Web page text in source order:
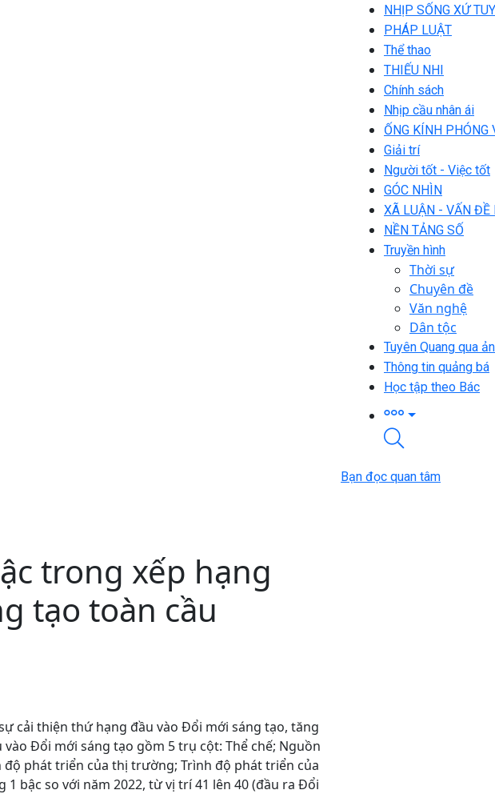
NHỊP SỐNG XỨ
PHÁP LUẬT
Thể thao
THIẾU NHI
Chính sách
Nhịp cầu nhân ái
ỐNG KÍNH PHÓNG
Giải trí
Người tốt - Việc tốt
GÓC NHÌN
XÃ LUẬN - VẤN ĐỀ
NỀN TẢNG SỐ
Truyền hình
Thời sự
Chuyên đề
Văn nghệ
Dân tộc
Tuyên Quang qua
Thông tin quảng bá
Học tập theo Bác
trong xếp hạng
tạo toàn cầu
cải thiện thứ hạng đầu vào Đổi mới sáng tạo, tăng
Đổi mới sáng tạo gồm 5 trụ cột: Thể chế; Nguồn
độ phát triển của thị trường; Trình độ phát triển của
bậc so với năm 2022, từ vị trí 41 lên 40 (đầu ra Đổi
Bạn đọc quan tâm